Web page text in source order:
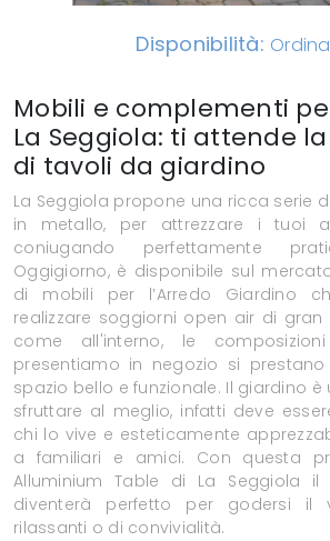
Disponibilità:
Mobili e complementi
La Seggiola: ti attende
di tavoli da giardino
La Seggiola propone una ricca serie
in metallo, per attrezzare i tuoi
coniugando perfettamente
Oggigiorno, è disponibile sul
di mobili per l’Arredo Giardino
realizzare soggiorni open air di gran
come all'interno, le
presentiamo in negozio si
spazio bello e funzionale. Il giardino è
sfruttare al meglio, infatti deve
chi lo vive e esteticamente
a familiari e amici. Con questa
Alluminium Table di La Seggiola
diventerà perfetto per godersi il
rilassanti o di convivialità.